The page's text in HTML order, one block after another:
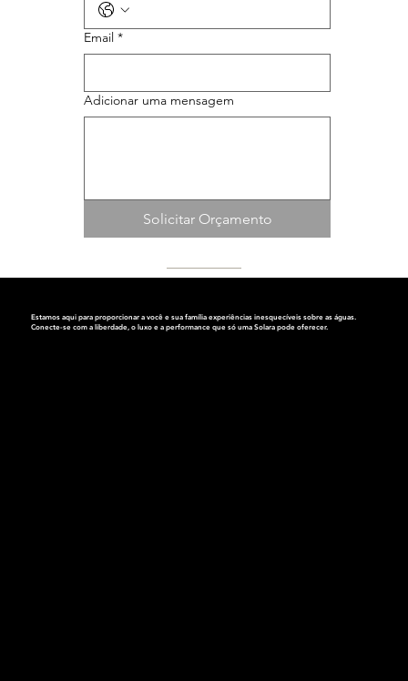
Email *
Adicionar uma mensagem
Solicitar Orçamento
Estamos aqui para proporcionar a você e sua família experiências inesquecíveis sobre as águas.
Conecte-se com a liberdade, o luxo e a performance que sóuma Solara pode oferecer.